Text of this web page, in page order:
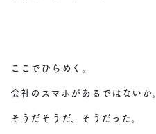
ここでひらめく。
会社のスマホがあるではないか。
そうだそうだ、そうだった。